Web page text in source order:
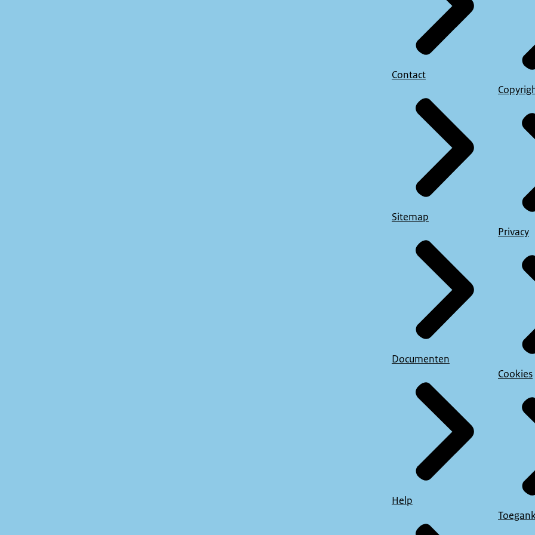
Contact
Sitemap
Documenten
Help
Privacy
Cookies